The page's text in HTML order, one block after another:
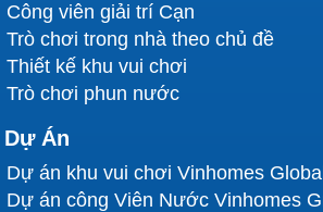
Công viên giải trí Cạn
Trò chơi trong nhà theo chủ đề
Thiết kế khu vui chơi
Trò chơi phun nước
Dự Án
Dự án khu vui chơi Vinhomes
Dự án công Viên Nước Vinhomes